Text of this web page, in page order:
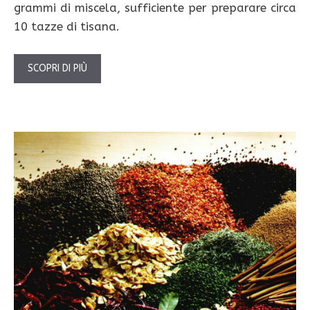
grammi di miscela, sufficiente per preparare circa
10 tazze di tisana.
SCOPRI DI PIÙ